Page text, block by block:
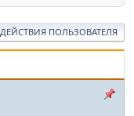
ДЕЙСТВИЯ ПОЛЬЗОВАТЕЛЯ